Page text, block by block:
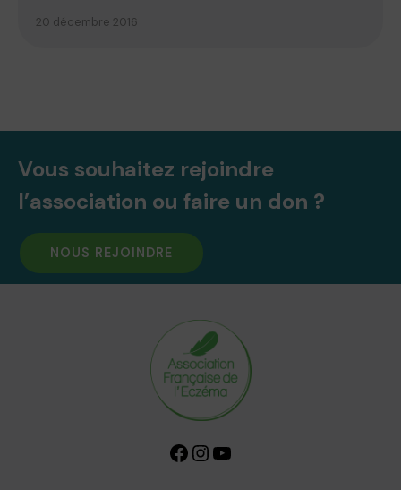
20 décembre 2016
Vous souhaitez rejoindre
l’association ou faire un don ?
NOUS REJOINDRE
Facebook InstagramYouTube